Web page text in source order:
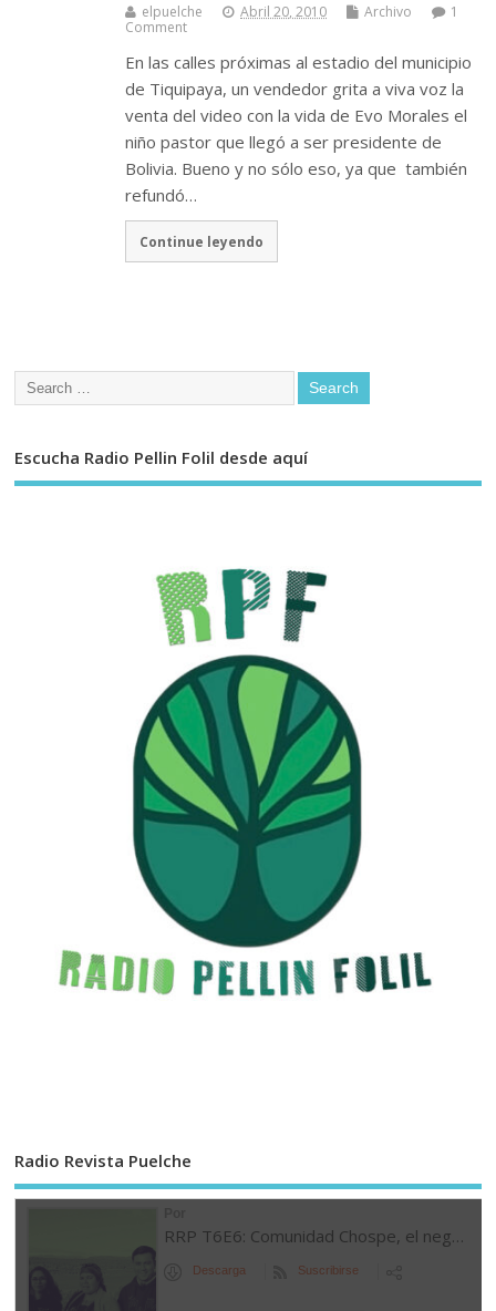
elpuelche Abril 20, 2010 Archivo
1
Comment
En las calles próximas al estadio del municipio
de Tiquipaya, un vendedor grita a viva voz la
venta del video con la vida de Evo Morales el
niño pastor que llegó a ser presidente de
Bolivia. Bueno y no sólo eso, ya que también
refundó…
Continue leyendo
Escucha Radio Pellin Folil desde aquí
Radio Revista Puelche